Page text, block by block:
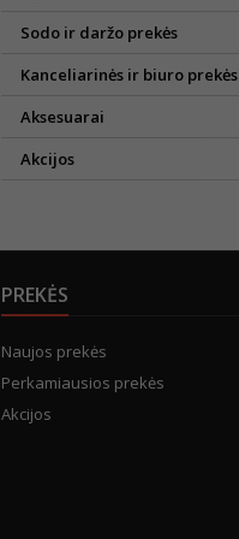
Sodo ir daržo prekės
Kanceliarinės ir biuro prekės
Aksesuarai
Akcijos
PREKĖS
Naujos prekės
Perkamiausios prekės
Akcijos